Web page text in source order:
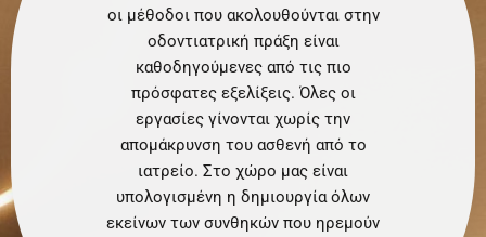
οι μέθοδοι που ακολουθούνται στην
οδοντιατρική πράξη είναι
καθοδηγούμενες από τις πιο
πρόσφατες εξελίξεις. Όλες οι
εργασίες γίνονται χωρίς την
απομάκρυνση του ασθενή από το
ιατρείο. Στο χώρο μας είναι
υπολογισμένη η δημιουργία όλων
εκείνων των συνθηκών που ηρεμούν